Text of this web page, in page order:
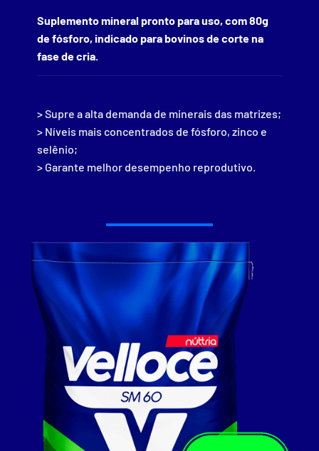
Suplemento mineral pronto para uso, com 80g
de fósforo, indicado para bovinos de corte na
fase de cria.
> Supre a alta demanda de minerais das matrizes;
> Níveis mais concentrados de fósforo, zinco e
selênio;
> Garante melhor desempenho reprodutivo.